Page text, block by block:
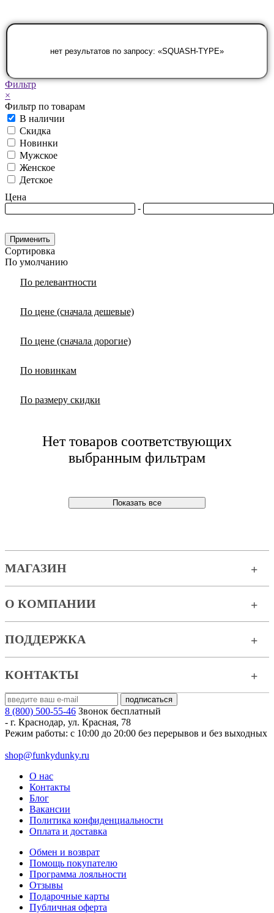
Фильтр
×
Фильтр по товарам
В наличии
Скидка
Новинки
Мужское
Женское
Детское
Цена
-
Применить
Сортировка
По умолчанию
По релевантности
По цене (сначала дешевые)
По цене (сначала дорогие)
По новинкам
По размеру скидки
Нет товаров соответствующих
выбранным фильтрам
Показать все
МАГАЗИН
О КОМПАНИИ
ПОДДЕРЖКА
КОНТАКТЫ
8 (800) 500-55-46 Звонок бесплатный
- г. Краснодар, ул. Красная, 78
Режим работы: с 10:00 до 20:00 без перерывов и без выходных
shop@funkydunky.ru
О нас
Контакты
Блог
Вакансии
Политика конфиденциальности
Оплата и доставка
Обмен и возврат
Помощь покупателю
Программа лояльности
Отзывы
Подарочные карты
Публичная оферта